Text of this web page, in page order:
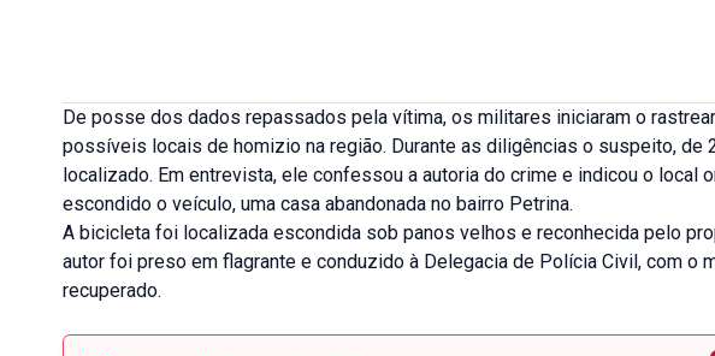
De posse dos dados repassados pela vítima, os militares iniciaram o
possíveis locais de homizio na região. Durante as diligências o suspeito, de
localizado. Em entrevista, ele confessou a autoria do crime e indicou o local
escondido o veículo, uma casa abandonada no bairro Petrina.
A bicicleta foi localizada escondida sob panos velhos e reconhecida pelo
autor foi preso em flagrante e conduzido à Delegacia de Polícia Civil, com o
recuperado.